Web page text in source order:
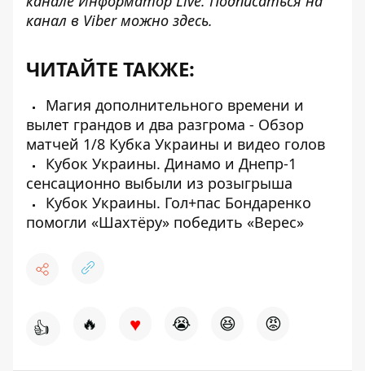
канал в Viber можно здесь.
ЧИТАЙТЕ ТАКЖЕ:
Магия дополнительного времени и
вылет грандов и два разгрома - Обзор
матчей 1/8 Кубка Украины и видео голов
Кубок Украины. Динамо и Днепр-1
сенсационно выбыли из розыгрыша
Кубок Украины. Гол+пас Бондаренко
помогли «Шахтёру» победить «Верес»
👍 🔥 ♥ 😭 😆 😡